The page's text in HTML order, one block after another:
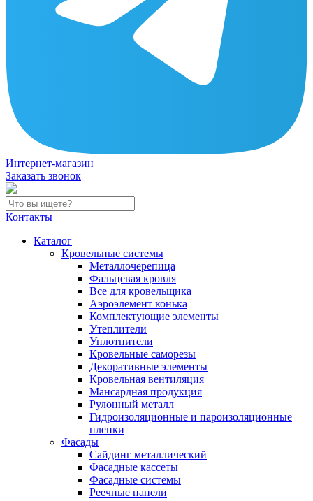
Интернет-магазин
Заказать звонок
Контакты
Каталог
Кровельные системы
Металлочерепица
Фальцевая кровля
Все для кровельщика
Аэроэлемент конька
Комплектующие элементы
Утеплители
Уплотнители
Кровельные саморезы
Декоративные элементы
Кровельная вентиляция
Мансардная продукция
Рулонный металл
Гидроизоляционные и пароизоляционные
пленки
Фасады
Сайдинг металлический
Фасадные кассеты
Фасадные системы
Реечные панели